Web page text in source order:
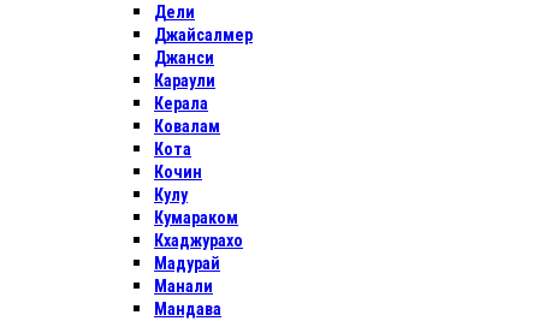
Дели
Джайсалмер
Джанси
Караули
Керала
Ковалам
Кота
Кочин
Кулу
Кумараком
Кхаджурахо
Мадурай
Манали
Мандава